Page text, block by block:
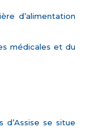
d’alimentation
médicales et du
d’Assise se situe